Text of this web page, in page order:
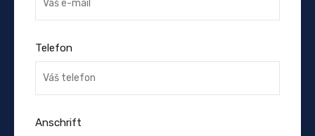
Telefon
Anschrift